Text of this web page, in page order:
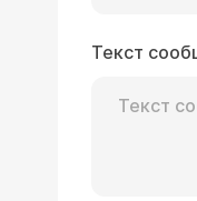
Текст